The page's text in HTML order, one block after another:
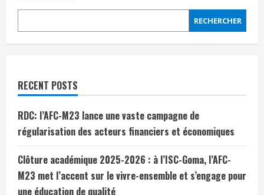
RECHERCHER
RECENT POSTS
RDC: l’AFC-M23 lance une vaste campagne de
régularisation des acteurs financiers et économiques
Clôture académique 2025-2026 : à l’ISC-Goma, l’AFC-
M23 met l’accent sur le vivre-ensemble et s’engage pour
une éducation de qualité